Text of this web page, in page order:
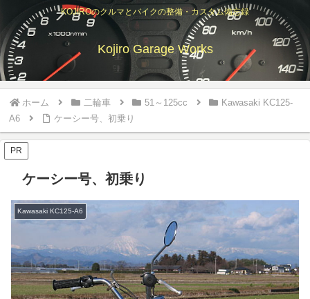
KOJIROのクルマとバイクの整備・カスタム備忘録
Kojiro Garage Works
ホーム 二輪車 51～125cc
Kawasaki KC125-
A6
ケーシー号、初乗り
PR
ケーシー号、初乗り
Kawasaki KC125-A6